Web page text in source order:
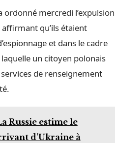
mercredi l’expulsion
qu’ils étaient
et dans le cadre
un citoyen polonais
de renseignement
Russie estime le
d'Ukraine à